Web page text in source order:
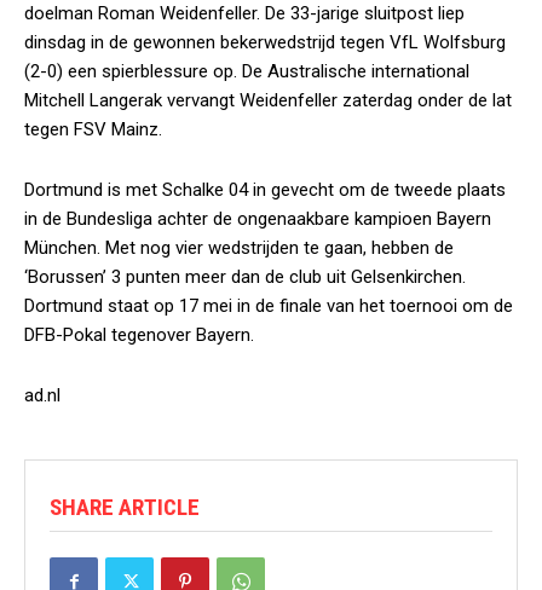
doelman Roman Weidenfeller. De 33-jarige sluitpost liep
dinsdag in de gewonnen bekerwedstrijd tegen VfL Wolfsburg
(2-0) een spierblessure op. De Australische international
Mitchell Langerak vervangt Weidenfeller zaterdag onder de lat
tegen FSV Mainz.
Dortmund is met Schalke 04 in gevecht om de tweede plaats
in de Bundesliga achter de ongenaakbare kampioen Bayern
München. Met nog vier wedstrijden te gaan, hebben de
‘Borussen’ 3 punten meer dan de club uit Gelsenkirchen.
Dortmund staat op 17 mei in de finale van het toernooi om de
DFB-Pokal tegenover Bayern.
ad.nl
SHARE ARTICLE